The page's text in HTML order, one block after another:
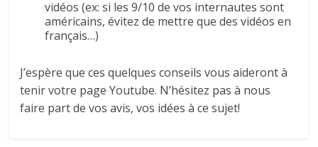
vidéos (ex: si les 9/10 de vos internautes sont
américains, évitez de mettre que des vidéos en
français…)
J’espère que ces quelques conseils vous aideront à
tenir votre page Youtube. N’hésitez pas à nous
faire part de vos avis, vos idées à ce sujet!